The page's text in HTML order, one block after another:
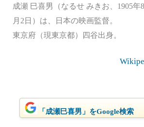
成瀬 巳喜男（なるせ みきお、1905年
月2日）は、日本の映画監督。
東京府（現東京都）四谷出身。
「成瀬巳喜男」をGoogle検索